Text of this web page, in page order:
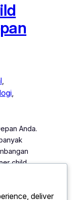
Anda.
child
diri
karena deliver